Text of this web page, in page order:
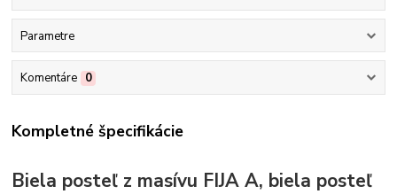
Parametre
Komentáre 0
Kompletné špecifikácie
Biela posteľ z masívu FIJA A, biela posteľ